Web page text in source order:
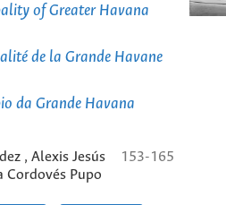
of Greater Havana
de la Grande Havane
da Grande Havana
, Alexis Jesús
Cordovés Pupo
153-165